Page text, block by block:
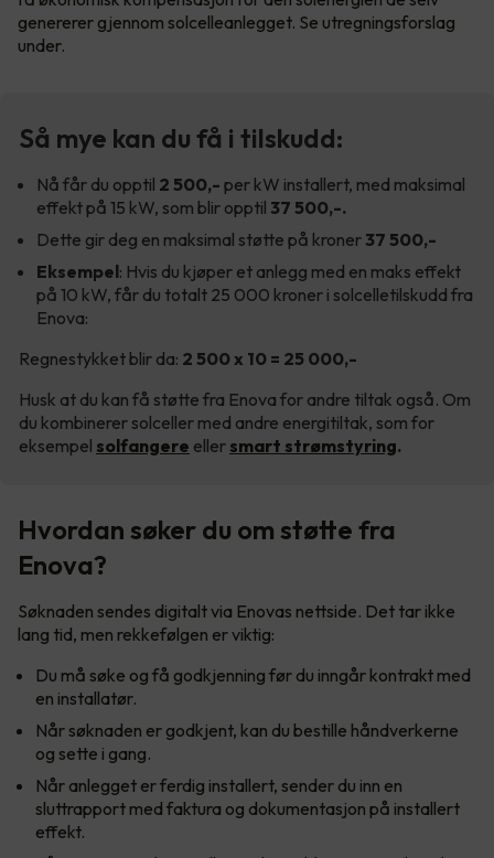
genererer gjennom solcelleanlegget. Se utregningsforslag
under.
Så mye kan du få i tilskudd:
Nå får du opptil 2 500,- per kW installert, med maksimal
effekt på 15 kW, som blir opptil 37 500,-.
Dette gir deg en maksimal støtte på kroner37 500,-
Eksempel: Hvis du kjøper et anlegg med en maks effekt
på 10 kW, får du totalt 25 000 kroner i solcelletilskudd fra
Enova:
Regnestykket blir da: 2 500 x 10 = 25 000,-
Husk at du kan få støtte fra Enova for andre tiltak også. Om
du kombinerer solceller med andre energitiltak, som for
eksempel solfangere eller smart strømstyring.
Hvordan søker du om støtte fra
Enova?
Søknaden sendes digitalt via Enovas nettside. Det tar ikke
lang tid, men rekkefølgen er viktig:
Du må søke og få godkjenning før du inngår kontrakt med
en installatør.
Når søknaden er godkjent, kan du bestille håndverkerne
og sette i gang.
Når anlegget er ferdig installert, sender du inn en
sluttrapport med faktura og dokumentasjon på installert
effekt.